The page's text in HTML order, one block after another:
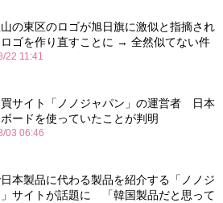
の東区のロゴが旭日旗に激似と指摘され
ゴを作り直すことに → 全然似てない件
22 11:41
買サイト「ノノジャパン」の運営者 日本
ードを使っていたことが判明
03 06:46
本製品に代わる製品を紹介する「ノノジ
」サイトが話題に 「韓国製品だと思って